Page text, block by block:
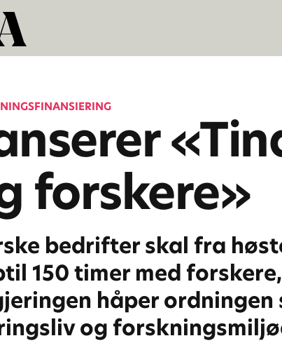
forskere»
bedrifter skal fra
150 timer med
håper
og